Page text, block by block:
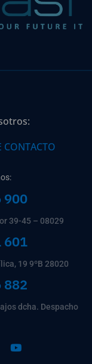
CONTACTO
900
39-45 – 08029
601
19 9ºB 28020
882
dcha. Despacho